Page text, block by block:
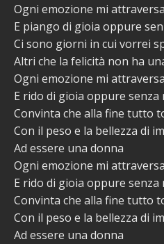
Ogni emozione mi
E piango di gioia oppure
Ci sono giorni in cui vorrei
Altri che la felicità non ha
Ogni emozione mi
E rido di gioia oppure senza
Convinta che alla fine tutto
Con il peso e la bellezza di
Ad essere una donna
Ogni emozione mi
E rido di gioia oppure senza
Convinta che alla fine tutto
Con il peso e la bellezza di
Ad essere una donna